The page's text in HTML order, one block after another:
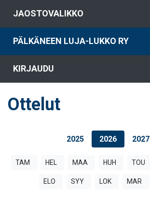
JAOSTOVALIKKO
PÄLKÄNEEN LUJA-LUKKO RY
KIRJAUDU
Ottelut
2025 2026 2027
TAM HEL MAA HUH TOU
ELO SYY LOK MAR